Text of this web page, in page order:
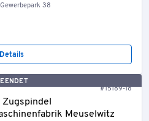
38
Details
#15189-18
Meuselwitz